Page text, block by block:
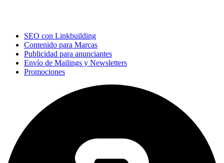
SEO con Linkbuilding
Contenido para Marcas
Publicidad para anunciantes
Envío de Mailings y Newsletters
Promociones